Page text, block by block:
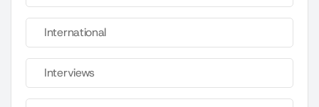
International
Interviews